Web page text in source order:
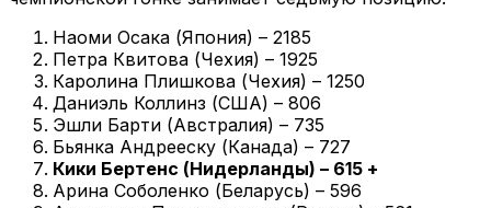
Наоми Осака (Япония) – 2185
Петра Квитова (Чехия) – 1925
Каролина Плишкова (Чехия) – 1250
Даниэль Коллинз (США) – 806
Эшли Барти (Австралия) – 735
Бьянка Андрееску (Канада) – 727
Кики Бертенс (Нидерланды) – 615 +
Арина Соболенко (Беларусь) – 596